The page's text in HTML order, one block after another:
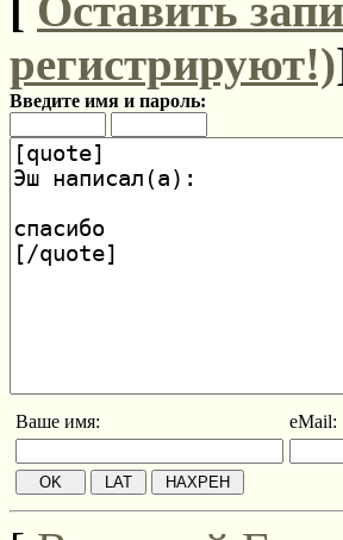
регистрируют!)
Введите имя и пароль:
Ваше имя: eMail: